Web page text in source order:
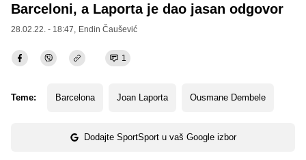
Barceloni, a Laporta je dao jasan odgovor
28.02.22. - 18:47, Endin Čaušević
1
Teme: Barcelona Joan Laporta Ousmane Dembele
Dodajte SportSport u vaš Google izbor